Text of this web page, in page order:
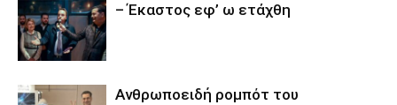
– Έκαστος εφ’ ω ετάχθη
Ανθρωποειδή ρομπότ του